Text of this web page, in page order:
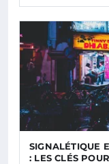
SIGNALÉTIQUE
: LES CLÉS